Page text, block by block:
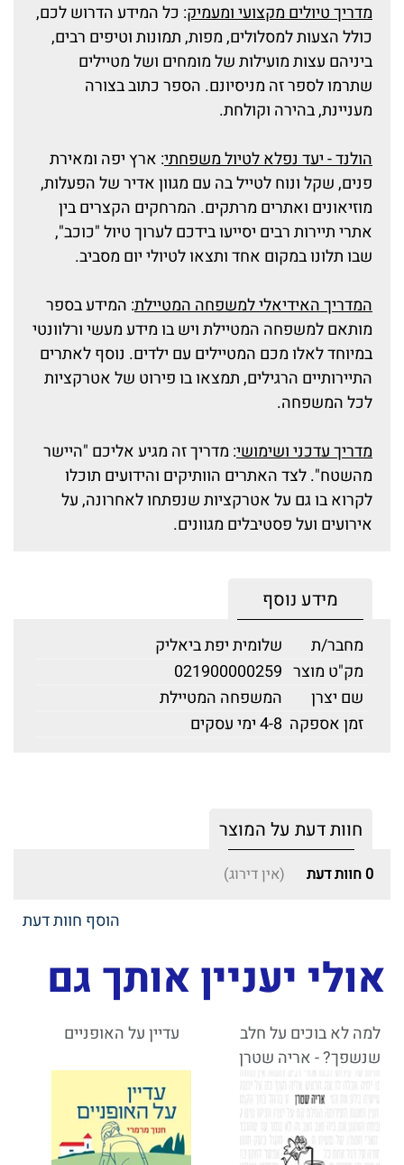
מדריך טיולים מקצועי ומעמיק: כל המידע הדרוש לכם,
כולל הצעות למסלולים, מפות, תמונות וטיפים רבים,
ביניהם עצות מועילות של מומחים ושל מטיילים
שתרמו לספר זה מניסיונם. הספר כתוב בצורה
מעניינת, בהירה וקולחת.
הולנד - יעד נפלא לטיול משפחתי: ארץ יפה ומאירת
פנים, שקל ונוח לטייל בה עם מגוון אדיר של הפעלות,
מוזיאונים ואתרים מרתקים. המרחקים הקצרים בין
אתרי תיירות רבים יסייעו בידכם לערוך טיול "כוכב",
שבו תלונו במקום אחד ותצאו לטיולי יום מסביב.
המדריך האידיאלי למשפחה המטיילת: המידע בספר
מותאם למשפחה המטיילת ויש בו מידע מעשי ורלוונטי
במיוחד לאלו מכם המטיילים עם ילדים. נוסף לאתרים
התיירותיים הרגילים, תמצאו בו פירוט של אטרקציות
לכל המשפחה.
מדריך עדכני ושימושי: מדריך זה מגיע אליכם "היישר
מהשטח". לצד האתרים הוותיקים והידועים תוכלו
לקרוא בו גם על אטרקציות שנפתחו לאחרונה, על
אירועים ועל פסטיבלים מגוונים.
מידע נוסף
מחבר/ת
שלומית יפת ביאליק
מק"ט מוצר 021900000259
שם יצרן
המשפחה המטיילת
זמן אספקה 4-8 ימי עסקים
חוות דעת על המוצר
0 חוות דעת (אין דירוג)
הוסף חוות דעת
אולי יעניין אותך גם
למה לא בוכים על חלב
שנשפך? - אריה שטרן
עדיין על האופניים